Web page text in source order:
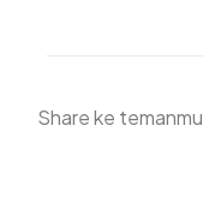
Share ke temanmu